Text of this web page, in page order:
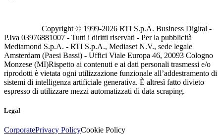
Copyright © 1999-2026 RTI S.p.A. Business Digital -
P.Iva 03976881007 - Tutti i diritti riservati - Per la pubblicità
Mediamond S.p.A. - RTI S.p.A., Mediaset N.V., sede legale
Amsterdam (Paesi Bassi) - Uffici Viale Europa 46, 20093 Cologno
Monzese (MI)Rispetto ai contenuti e ai dati personali trasmessi e/o
riprodotti è vietata ogni utilizzazione funzionale all’addestramento di
sistemi di intelligenza artificiale generativa. È altresì fatto divieto
espresso di utilizzare mezzi automatizzati di data scraping.
Legal
CorporatePrivacy PolicyCookie Policy